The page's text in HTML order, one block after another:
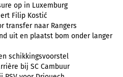
op in Luxemburg
Filip Kostić
transfer naar Rangers
uit en plaatst bom onder langer
schikkingsvoorstel
bij SC Cambuur